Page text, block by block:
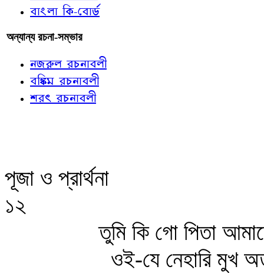
বাংলা কি-বোর্ড
অন্যান্য রচনা-সম্ভার
নজরুল রচনাবলী
বঙ্কিম রচনাবলী
শরৎ রচনাবলী
পূজা ও প্রার্থনা
১২
তুমি কি গো পিতা
ওই-যে নেহারি মুখ